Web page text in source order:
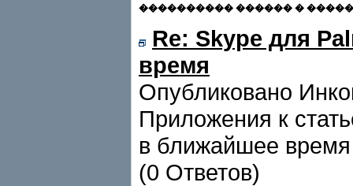
���������� ������ � �������
Re: Skype для
время
Опубликовано
Приложения к
в ближайшее время
(0 Ответов)